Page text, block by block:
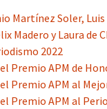
Martínez Soler, Luis
Madero y Laura de
2022
Premio APM de
Premio APM al
Premio APM al